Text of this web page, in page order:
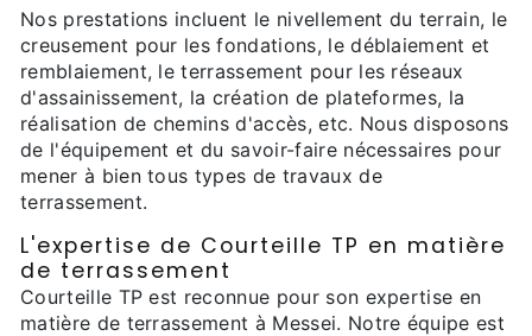
Nos prestations incluent le nivellement du terrain, le
creusement pour les fondations, le déblaiement et
remblaiement, le terrassement pour les réseaux
d'assainissement, la création de plateformes, la
réalisation de chemins d'accès, etc. Nous disposons
de l'équipement et du savoir-faire nécessaires pour
mener à bien tous types de travaux de
terrassement.
L'expertise de Courteille TP en matière
de terrassement
Courteille TP est reconnue pour son expertise en
matière de terrassement à Messei. Notre équipe est